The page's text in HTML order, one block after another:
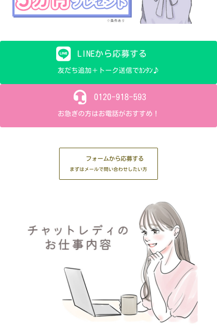
LINEから応募する
友だち追加＋トーク送信でｶﾝﾀﾝ♪
0120-918-593
お急ぎの方はお電話がおすすめ！
フォームから応募する
まずはメールで問い合わせしたい方